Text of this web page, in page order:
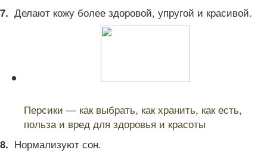
7. Делают кожу более здоровой, упругой и красивой.
Персики — как выбрать, как хранить, как есть,
польза и вред для здоровья и красоты
8. Нормализуют сон.